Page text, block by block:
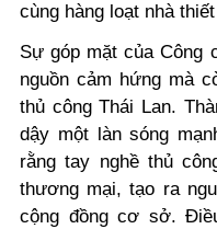
cùng hàng loạt nhà
Sự góp mặt của Công
nguồn cảm hứng mà
thủ công Thái Lan.
dậy một làn sóng
rằng tay nghề thủ
thương mại, tạo ra
cộng đồng cơ sở.